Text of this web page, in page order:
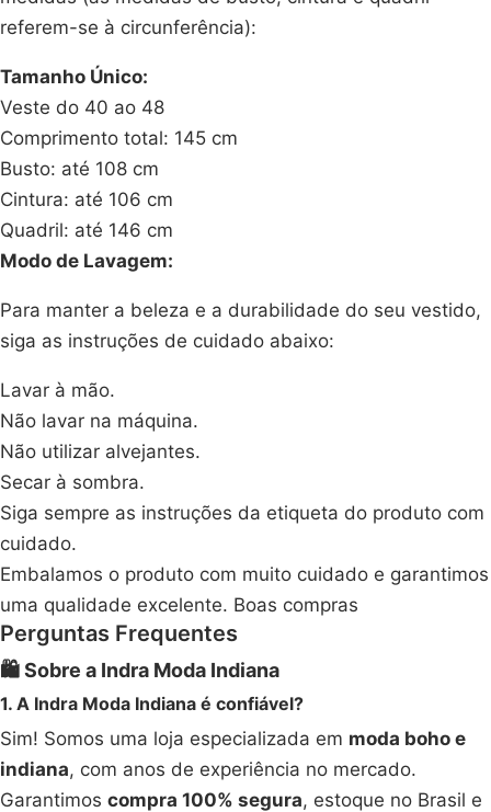
referem-se à circunferência):
Tamanho Único:
Veste do 40 ao 48
Comprimento total: 145 cm
Busto: até 108 cm
Cintura: até 106 cm
Quadril: até 146 cm
Modo de Lavagem:
Para manter a beleza e a durabilidade do seu vestido,
siga as instruções de cuidado abaixo:
Lavar à mão.
Não lavar na máquina.
Não utilizar alvejantes.
Secar à sombra.
Siga sempre as instruções da etiqueta do produto com
cuidado.
Embalamos o produto com muito cuidado e garantimos
uma qualidade excelente. Boas compras
Perguntas Frequentes
🛍️ Sobre a Indra Moda Indiana
1. A Indra Moda Indiana é confiável?
Sim! Somos uma loja especializada em moda boho e
indiana, com anos de experiência no mercado.
Garantimos compra 100% segura, estoque no Brasil e